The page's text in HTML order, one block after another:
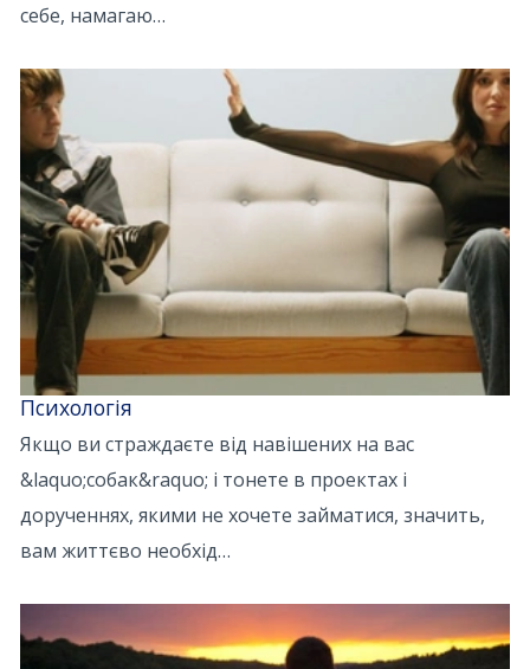
себе, намагаю…
Психологія
Якщо ви страждаєте від навішених на вас
&laquo;собак&raquo; і тонете в проектах і
дорученнях, якими не хочете займатися, значить,
вам життєво необхід…